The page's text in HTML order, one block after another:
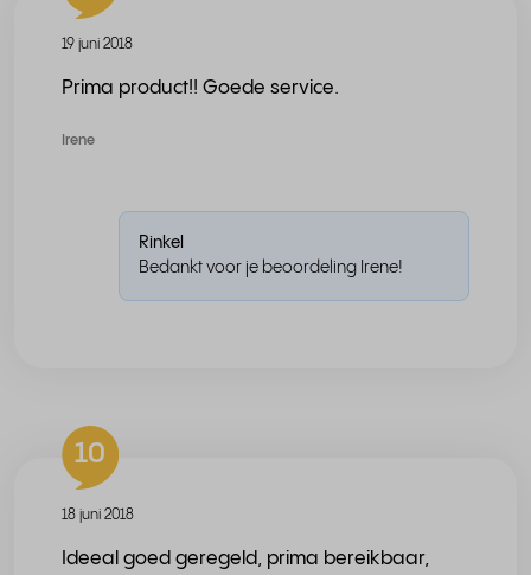
19 juni 2018
Prima product!! Goede service.
Irene
Rinkel
Bedankt voor je beoordeling Irene!
10
18 juni 2018
Ideeal goed geregeld, prima bereikbaar,